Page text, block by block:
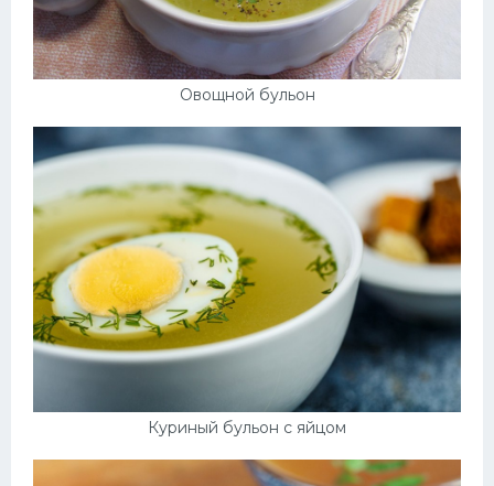
Овощной бульон
Куриный бульон с яйцом